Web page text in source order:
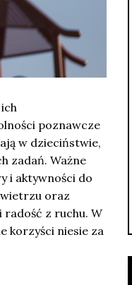
poznawcze
w dzieciństwie,
zadań. Ważne
i aktywności do
oraz
z ruchu. W
korzyści niesie za